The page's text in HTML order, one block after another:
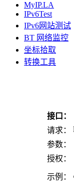
MyIP.LA
IPv6Test
IPv6网站测试
BT 网络监控
坐标拾取
转换工具
接口：
请求：
参数：
授权：
示例：